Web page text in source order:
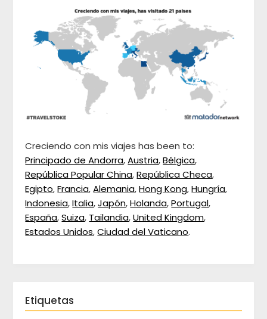
Creciendo con mis viajes has been to:
Principado de Andorra,Austria,Bélgica,
República Popular China,República Checa,
Egipto,Francia,Alemania,Hong Kong,Hungría,
Indonesia,Italia,Japón,Holanda,Portugal,
España,Suiza, Tailandia,United Kingdom,
Estados Unidos,Ciudad del Vaticano.
Etiquetas